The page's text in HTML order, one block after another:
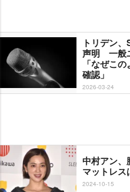
トリデン
声明 一般
「なぜこ
確認」
2026-03-24
中村アン
マットレス
2024-10-15